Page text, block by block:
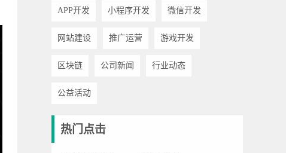
APP开发 小程序开发 微信开发
网站建设 推广运营 游戏开发
区块链 公司新闻 行业动态
公益活动
热门点击